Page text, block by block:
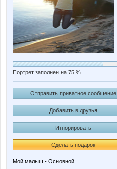
Портрет заполнен на 75 %
Отправить приватное сообщение
Добавить в друзья
Игнорировать
Сделать подарок
Мой малыш - Основной